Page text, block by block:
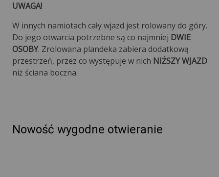
UWAGA!
W innych namiotach cały wjazd jest rolowany do góry.
Do jego otwarcia potrzebne są co najmniej DWIE
OSOBY. Zrolowana plandeka zabiera dodatkową
przestrzeń, przez co występuje w nich NIŻSZY WJAZD
niż ściana boczna.
Nowość wygodne otwieranie